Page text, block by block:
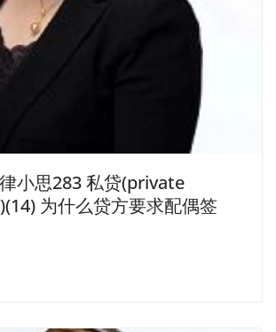
小思283 私贷(private
为什么贷方要求配偶签